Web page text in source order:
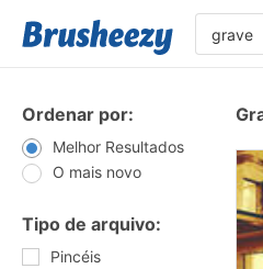
Ordenar por:
Melhor Resultados
O mais novo
Tipo de arquivo:
Pincéis